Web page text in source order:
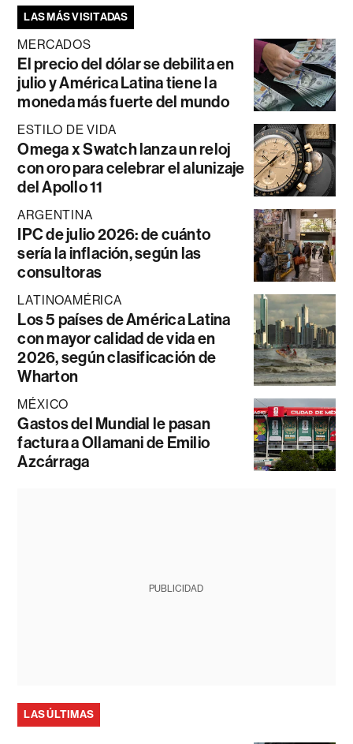
LAS MÁS VISITADAS
MERCADOS
El precio del dólar se debilita en
julio y América Latina tiene la
moneda más fuerte del mundo
ESTILO DE VIDA
Omega x Swatch lanza un reloj
con oro para celebrar el alunizaje
del Apollo 11
ARGENTINA
IPC de julio 2026: de cuánto
sería la inflación, según las
consultoras
LATINOAMÉRICA
Los 5 países de América Latina
con mayor calidad de vida en
2026, según clasificación de
Wharton
MÉXICO
Gastos del Mundial le pasan
factura a Ollamani de Emilio
Azcárraga
PUBLICIDAD
LAS ÚLTIMAS